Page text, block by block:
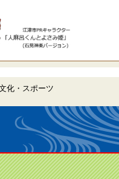
化・スポーツ